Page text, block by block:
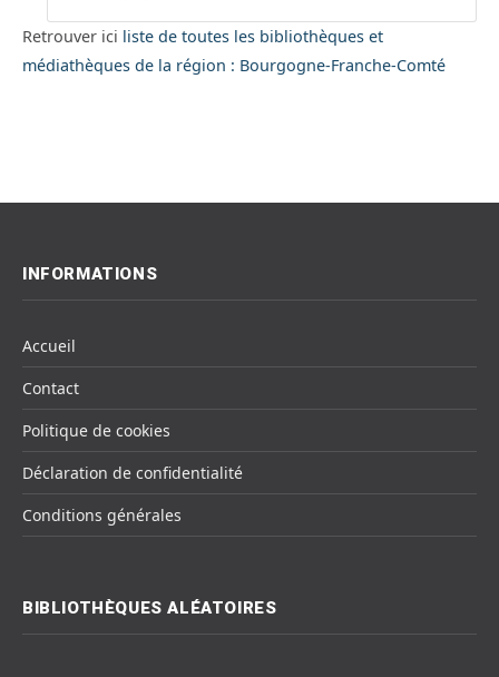
Retrouver ici liste de toutes les bibliothèques et
médiathèques de la région : Bourgogne-Franche-Comté
INFORMATIONS
Accueil
Contact
Politique de cookies
Déclaration de confidentialité
Conditions générales
BIBLIOTHÈQUES ALÉATOIRES